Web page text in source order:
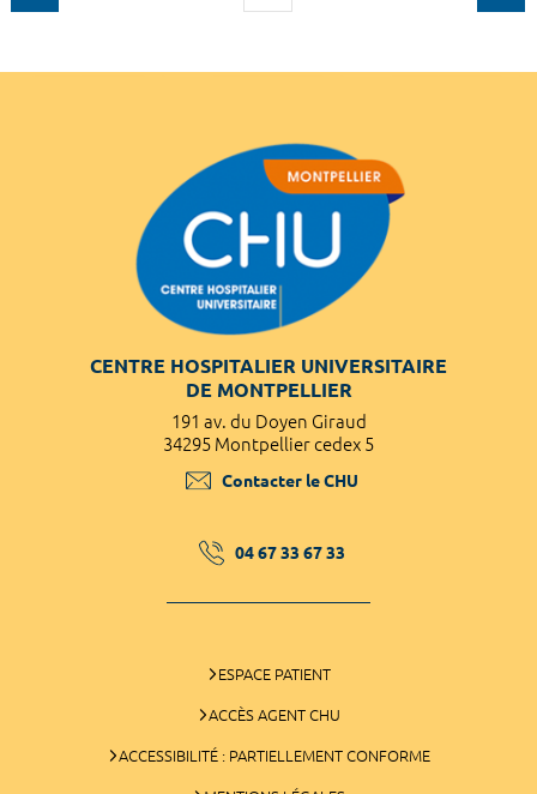
CENTRE HOSPITALIER UNIVERSITAIRE
DE MONTPELLIER
191 av. du Doyen Giraud
34295 Montpellier cedex 5
Contacter le CHU
04 67 33 67 33
ESPACE PATIENT
ACCÈS AGENT CHU
ACCESSIBILITÉ : PARTIELLEMENT CONFORME